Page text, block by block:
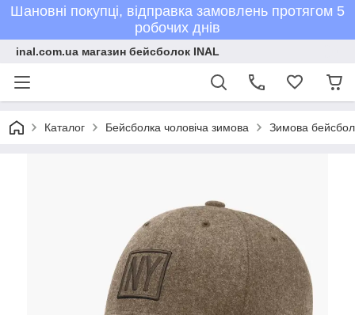
Шановні покупці, відправка замовлень протягом 5
робочих днів
inal.com.ua магазин бейсболок INAL
Каталог Бейсболка чоловіча зимова Зимова